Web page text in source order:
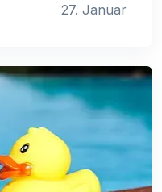
27. Januar